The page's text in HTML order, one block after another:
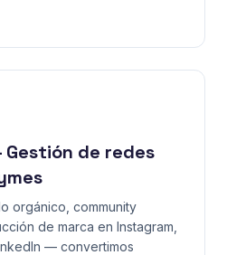
Gestión de redes
orgánico, community
de marca en Instagram,
— convertimos